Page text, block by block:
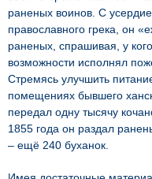
раненых воинов. С
православного грека, он
раненых, спрашивая, у
возможности исполнял
Стремясь улучшить
помещениях бывшего
передал одну тысячу
1855 года он раздал
– ещё 240 буханок.